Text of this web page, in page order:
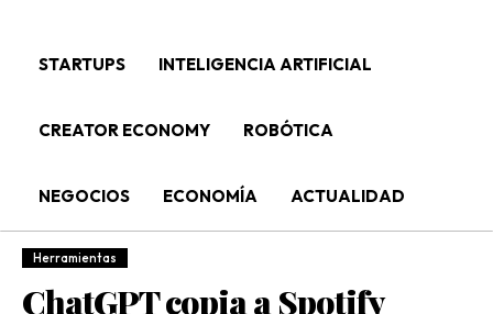
STARTUPS INTELIGENCIA ARTIFICIAL
CREATOR ECONOMY ROBÓTICA
NEGOCIOS ECONOMÍA ACTUALIDAD
Herramientas
ChatGPT copia a Spotify